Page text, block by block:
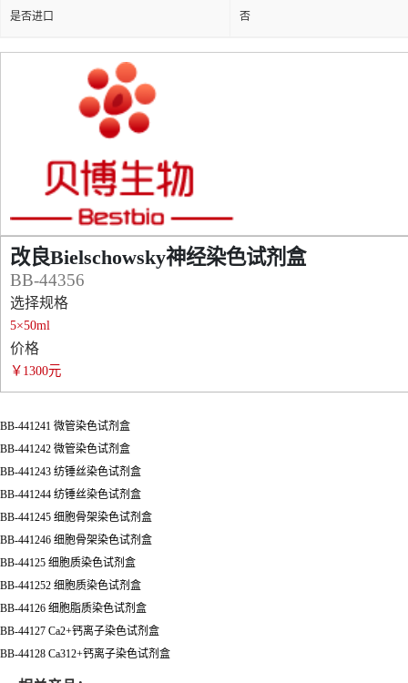
是否进口 否
改良Bielschowsky神经染色试剂盒
BB-44356
选择规格
5×50ml
价格
￥1300元
BB-441241 微管染色试剂盒
BB-441242 微管染色试剂盒
BB-441243 纺锤丝染色试剂盒
BB-441244 纺锤丝染色试剂盒
BB-441245 细胞骨架染色试剂盒
BB-441246 细胞骨架染色试剂盒
BB-44125 细胞质染色试剂盒
BB-441252 细胞质染色试剂盒
BB-44126 细胞脂质染色试剂盒
BB-44127 Ca2+钙离子染色试剂盒
BB-44128 Ca312+钙离子染色试剂盒